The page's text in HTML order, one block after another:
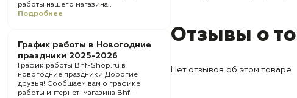
работы нашего магазина..
Подробнее
График работы в Новогодние
праздники 2025-2026
График работы Bhf-Shop.ru в
новогодние праздники Дорогие
друзья! Сообщаем вам о графике
работы интернет-магазина Bhf-
Отзывы о
Нет отзывов об этом товаре.